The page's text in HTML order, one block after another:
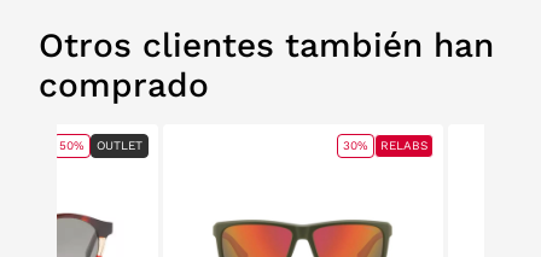
Otros clientes también han
comprado
50% OUTLET 30% RELABS